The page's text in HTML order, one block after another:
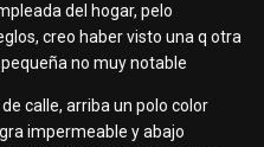
del hogar, pelo
creo haber visto una q otra
no muy notable
calle, arriba un polo color
impermeable y abajo